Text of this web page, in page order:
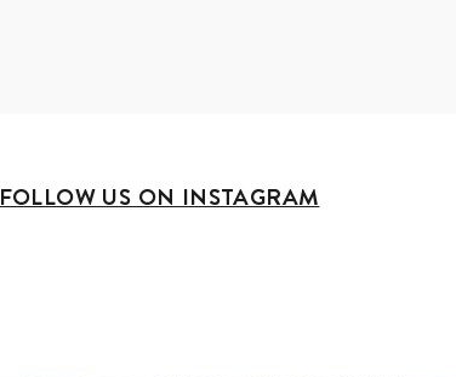
FOLLOW US ON INSTAGRAM